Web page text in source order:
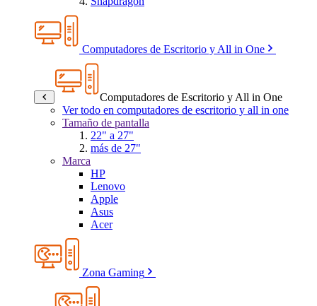
Computadores de Escritorio y All in One
Computadores de Escritorio y All in One
Ver todo en computadores de escritorio y all in one
Tamaño de pantalla
22" a 27"
más de 27"
Marca
HP
Lenovo
Apple
Asus
Acer
Zona Gaming